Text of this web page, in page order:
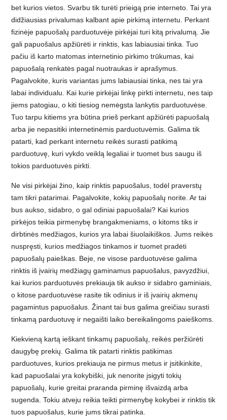
bet kurios vietos. Svarbu tik turėti prieigą prie interneto. Tai yra
didžiausias privalumas kalbant apie pirkimą internetu. Perkant
fizinėje papuošalų parduotuvėje pirkėjai turi kitą privalumą. Jie
gali papuošalus apžiūrėti ir rinktis, kas labiausiai tinka. Tuo
pačiu iš karto matomas internetinio pirkimo trūkumas, kai
papuošalą renkatės pagal nuotraukas ir aprašymus.
Pagalvokite, kuris variantas jums labiausiai tinka, nes tai yra
labai individualu. Kai kurie pirkėjai linkę pirkti internetu, nes taip
jiems patogiau, o kiti tiesiog nemėgsta lankytis parduotuvėse.
Tuo tarpu kitiems yra būtina prieš perkant apžiūrėti papuošalą
arba jie nepasitiki internetinėmis parduotuvėmis. Galima tik
patarti, kad perkant internetu reikės surasti patikimą
parduotuvę, kuri vykdo veiklą legaliai ir tuomet bus saugu iš
tokios parduotuvės pirkti.
Ne visi pirkėjai žino, kaip rinktis papuošalus, todėl praverstų
tam tikri patarimai. Pagalvokite, kokių papuošalų norite. Ar tai
bus aukso, sidabro, o gal odiniai papuošalai? Kai kurios
pirkėjos teikia pirmenybę brangakmeniams, o kitoms tiks ir
dirbtinės medžiagos, kurios yra labai šiuolaikiškos. Jums reikės
nuspręsti, kurios medžiagos tinkamos ir tuomet pradėti
papuošalų paieškas. Beje, ne visose parduotuvėse galima
rinktis iš įvairių medžiagų gaminamus papuošalus, pavyzdžiui,
kai kurios parduotuvės prekiauja tik aukso ir sidabro gaminiais,
o kitose parduotuvėse rasite tik odinius ir iš įvairių akmenų
pagamintus papuošalus. Žinant tai bus galima greičiau surasti
tinkamą parduotuvę ir negaišti laiko bereikalingoms paieškoms.
Kiekvieną kartą ieškant tinkamų papuošalų, reikės peržiūrėti
daugybę prekių. Galima tik patarti rinktis patikimas
parduotuves, kurios prekiauja ne pirmus metus ir įsitikinkite,
kad papuošalai yra kokybiški, juk nenorite įsigyti tokių
papuošalų, kurie greitai praranda pirminę išvaizdą arba
sugenda. Tokiu atveju reikia teikti pirmenybę kokybei ir rinktis tik
tuos papuošalus, kurie jums tikrai patinka.